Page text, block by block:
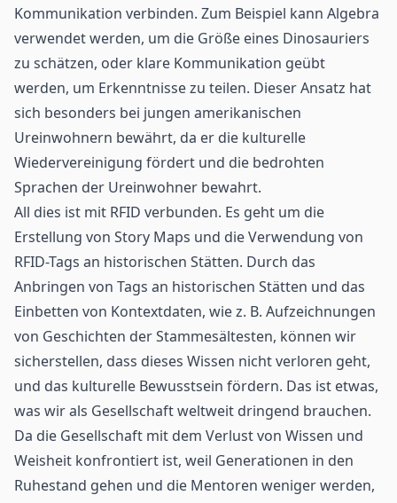
Kommunikation verbinden. Zum Beispiel kann Algebra
verwendet werden, um die Größe eines Dinosauriers
zu schätzen, oder klare Kommunikation geübt
werden, um Erkenntnisse zu teilen. Dieser Ansatz hat
sich besonders bei jungen amerikanischen
Ureinwohnern bewährt, da er die kulturelle
Wiedervereinigung fördert und die bedrohten
Sprachen der Ureinwohner bewahrt.
All dies ist mit RFID verbunden. Es geht um die
Erstellung von Story Maps und die Verwendung von
RFID-Tags an historischen Stätten. Durch das
Anbringen von Tags an historischen Stätten und das
Einbetten von Kontextdaten, wie z. B. Aufzeichnungen
von Geschichten der Stammesältesten, können wir
sicherstellen, dass dieses Wissen nicht verloren geht,
und das kulturelle Bewusstsein fördern. Das ist etwas,
was wir als Gesellschaft weltweit dringend brauchen.
Da die Gesellschaft mit dem Verlust von Wissen und
Weisheit konfrontiert ist, weil Generationen in den
Ruhestand gehen und die Mentoren weniger werden,